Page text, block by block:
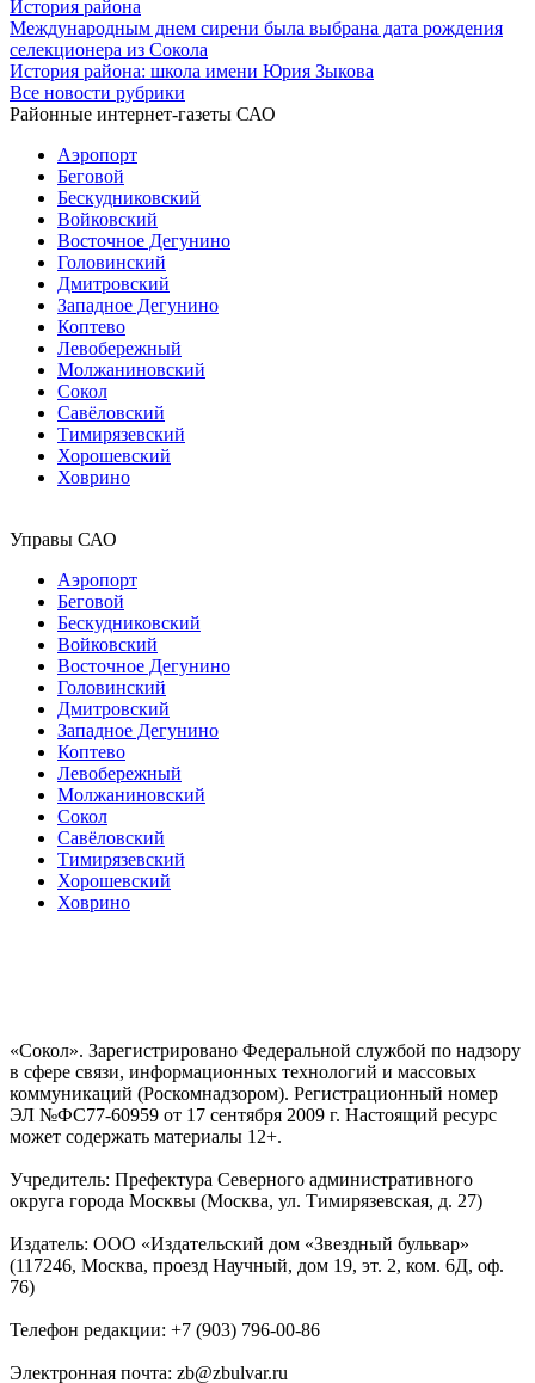
История района
Международным днем сирени была выбрана дата рождения
селекционера из Сокола
История района: школа имени Юрия Зыкова
Все новости рубрики
Районные интернет-газеты САО
Аэропорт
Беговой
Бескудниковский
Войковский
Восточное Дегунино
Головинский
Дмитровский
Западное Дегунино
Коптево
Левобережный
Молжаниновский
Сокол
Савёловский
Тимирязевский
Хорошевский
Ховрино
Управы САО
Аэропорт
Беговой
Бескудниковский
Войковский
Восточное Дегунино
Головинский
Дмитровский
Западное Дегунино
Коптево
Левобережный
Молжаниновский
Сокол
Савёловский
Тимирязевский
Хорошевский
Ховрино
«Сокол». Зарегистрировано Федеральной службой по надзору
в сфере связи, информационных технологий и массовых
коммуникаций (Роскомнадзором). Регистрационный номер
ЭЛ №ФС77-60959 от 17 сентября 2009 г. Настоящий ресурс
может содержать материалы 12+.
Учредитель: Префектура Северного административного
округа города Москвы (Москва, ул. Тимирязевская, д. 27)
Издатель: ООО «Издательский дом «Звездный бульвар»
(117246, Москва, проезд Научный, дом 19, эт. 2, ком. 6Д, оф.
76)
Телефон редакции: +7 (903) 796-00-86
Электронная почта: zb@zbulvar.ru